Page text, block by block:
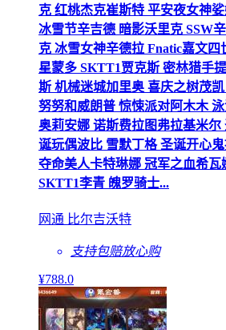
克 红桃杰克崔斯特 平安夜女神
冰雪节辛吉德 暗影沃里克 SSW
克 冰雪女神辛德拉 Fnatic嘉文四
星蒙多 SKTT1贾克斯 密林猎手
斯 机械迷城加里奥 喜庆之树茂
努努和威朗普 惊悚派对阿木木
奥莉安娜 诺斯费拉图弗拉基米尔
诞玩偶波比 雪默丁格 圣诞开心
夺命美人卡特琳娜 冠军之血希瓦
SKTT1李青 魄罗骑士...
网通 比尔吉沃特
支持包赔放心购
¥788.0